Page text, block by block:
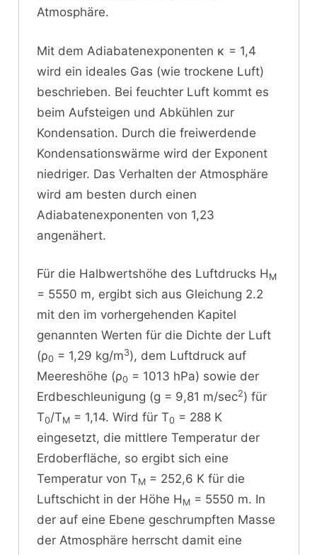
Atmosphäre.
Mit dem Adiabatenexponenten κ = 1,4
wird ein ideales Gas (wie trockene Luft)
beschrieben. Bei feuchter Luft kommt es
beim Aufsteigen und Abkühlen zur
Kondensation. Durch die freiwerdende
Kondensationswärme wird der Exponent
niedriger. Das Verhalten der Atmosphäre
wird am besten durch einen
Adiabatenexponenten von 1,23
angenähert.
Für die Halbwertshöhe des Luftdrucks H M
= 5550 m, ergibt sich aus Gleichung 2.2
mit den im vorhergehenden Kapitel
genannten Werten für die Dichte der Luft
(ρ0 = 1,29 kg/m3), dem Luftdruck auf
Meereshöhe (ρ0 = 1013 hPa) sowie der
Erdbeschleunigung (g = 9,81 m/sec2) für
T0/TM = 1,14. Wird für T0 = 288 K
eingesetzt, die mittlere Temperatur der
Erdoberfläche, so ergibt sich eine
Temperatur von TM = 252,6 K für die
Luftschicht in der Höhe H M = 5550 m. In
der auf eine Ebene geschrumpften Masse
der Atmosphäre herrscht damit eine